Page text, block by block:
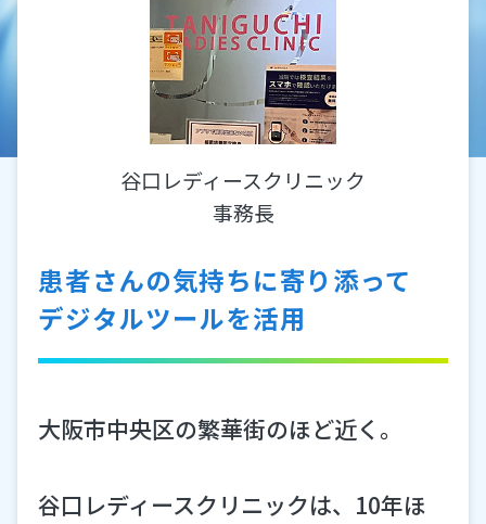
お知らせ設定
代理予約・複数予約
受付管理
被験者リクルートメント
患者さんの気持ちに寄り添って
デジタルツールを活用
谷口レディースクリニック
事務長
大阪市中央区の繁華街のほど近く。
谷口レディースクリニックは、10年ほ